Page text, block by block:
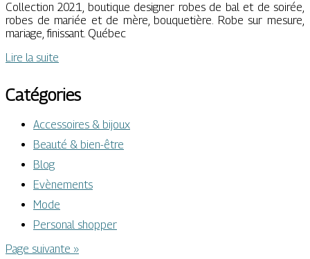
Collection 2021, boutique designer robes de bal et de soirée,
robes de mariée et de mère, bouquetière. Robe sur mesure,
mariage, finissant. Québec
Lire la suite
Catégories
Accessoires & bijoux
Beauté & bien-être
Blog
Evènements
Mode
Personal shopper
Page suivante »